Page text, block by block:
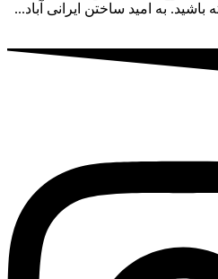
به امید ساختن ایرانی آباد...